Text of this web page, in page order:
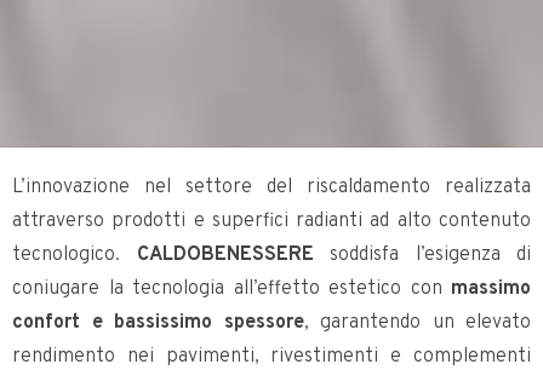
L’innovazione nel settore del riscaldamento realizzata
attraverso prodotti e superfici radianti ad alto contenuto
tecnologico. CALDOBENESSERE soddisfa l’esigenza di
coniugare la tecnologia all’effetto estetico con massimo
confort e bassissimo spessore, garantendo un elevato
rendimento nei pavimenti, rivestimenti e complementi